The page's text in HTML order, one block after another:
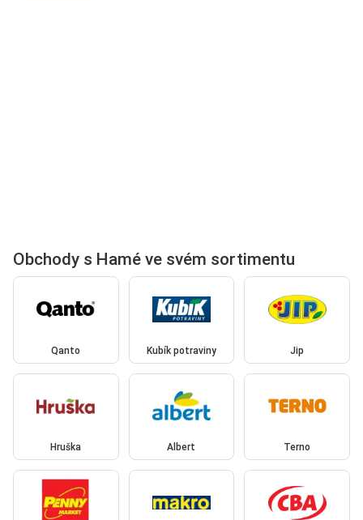
Obchody s Hamé ve svém sortimentu
Qanto Kubík potraviny Jip
Hruška Albert Terno